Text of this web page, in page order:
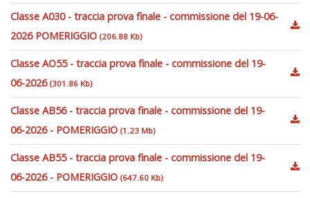
Classe A030 - traccia prova finale - commissione del 19-06-
2026 POMERIGGIO (206.88 Kb)
Classe AO55 - traccia prova finale - commissione del 19-
06-2026 (301.86 Kb)
Classe AB56 - traccia prova finale - commissione del 19-
06-2026 - POMERIGGIO (1.23 Mb)
Classe AB55 - traccia prova finale - commissione del 19-
06-2026 - POMERIGGIO (647.60 Kb)